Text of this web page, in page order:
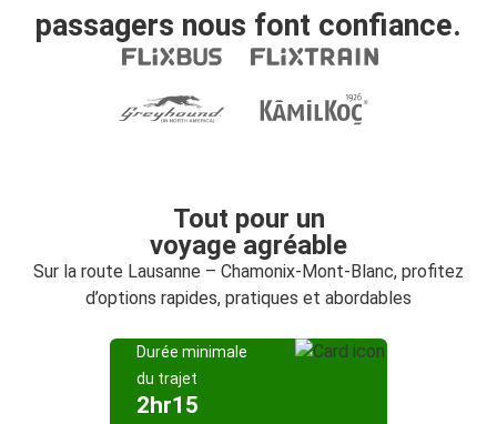
passagers nous font confiance.
Tout pour un
voyage agréable
Sur la route Lausanne – Chamonix-Mont-Blanc, profitez
d’options rapides, pratiques et abordables
Durée minimale
du trajet
2hr15